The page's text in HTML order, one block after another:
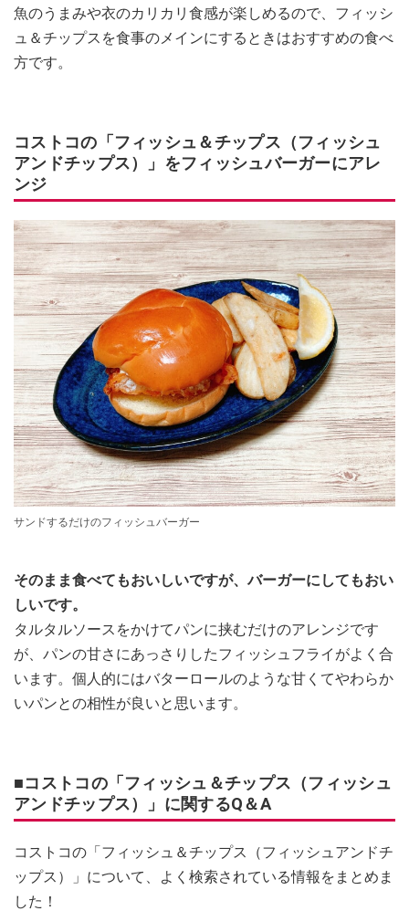
魚のうまみや衣のカリカリ食感が楽しめるので、フィッシ
ュ＆チップスを食事のメインにするときはおすすめの食べ
方です。
コストコの「フィッシュ＆チップス（フィッシュ
アンドチップス）」をフィッシュバーガーにアレ
ンジ
サンドするだけのフィッシュバーガー
そのまま食べてもおいしいですが、バーガーにしてもおい
しいです。
タルタルソースをかけてパンに挟むだけのアレンジです
が、パンの甘さにあっさりしたフィッシュフライがよく合
います。個人的にはバターロールのような甘くてやわらか
いパンとの相性が良いと思います。
■コストコの「フィッシュ＆チップス（フィッシュ
アンドチップス）」に関するQ＆A
コストコの「フィッシュ＆チップス（フィッシュアンドチ
ップス）」について、よく検索されている情報をまとめま
した！